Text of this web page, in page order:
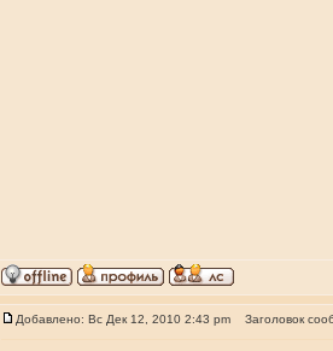
Добавлено: Вс Дек 12, 2010 2:43 pm Заголовок